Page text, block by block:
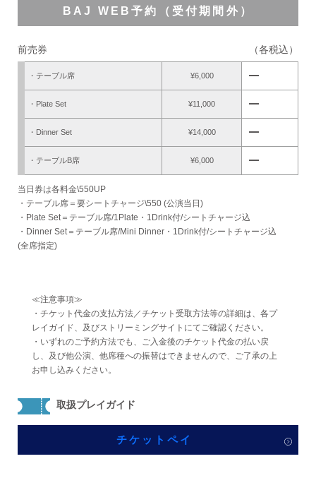
BAJ WEB予約（受付期間外）
前売券 （各税込）
・テーブル席 ¥6,000 remove
・Plate Set ¥11,000 remove
・Dinner Set ¥14,000 remove
・テーブルB席 ¥6,000 remove
当日券は各料金\550UP
・テーブル席＝要シートチャージ\550 (公演当日)
・Plate Set＝テーブル席/1Plate・1Drink付/シートチャージ込
・Dinner Set＝テーブル席/Mini Dinner・1Drink付/シートチャージ込
(全席指定)
≪注意事項≫
・チケット代金の支払方法／チケット受取方法等の詳細は、各プ
レイガイド、及びストリーミングサイトにてご確認ください。
・いずれのご予約方法でも、ご入金後のチケット代金の払い戻
し、及び他公演、他席種への振替はできませんので、ご了承の上
お申し込みください。
取扱プレイガイド
チケットペイ